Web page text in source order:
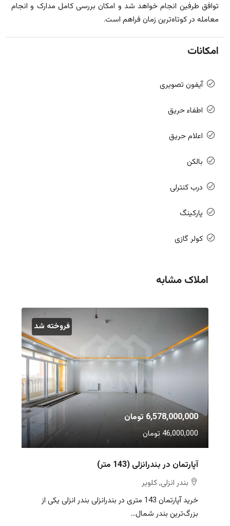
توافق طرفین انجام خواهد شد و امکان بررسی کامل مدارک و انجام
معامله در کوتاه‌ترین زمان فراهم است.
امکانات
آیفون تصویری
اطفاء حریق
اعلام حریق
بالکن
درب کنترلی
پارکینگ
کولر گازی
املاک مشابه
فروخته شد
6,578,000,000 تومان
46,000,000 تومان
آپارتمان در بندرانزلی (143 متر)
بندر انزلی, کلویر
خرید آپارتمان 143 متری در بندرانزلی بندر انزلی یکی از
بزرگ‌ترین بندر شمال...